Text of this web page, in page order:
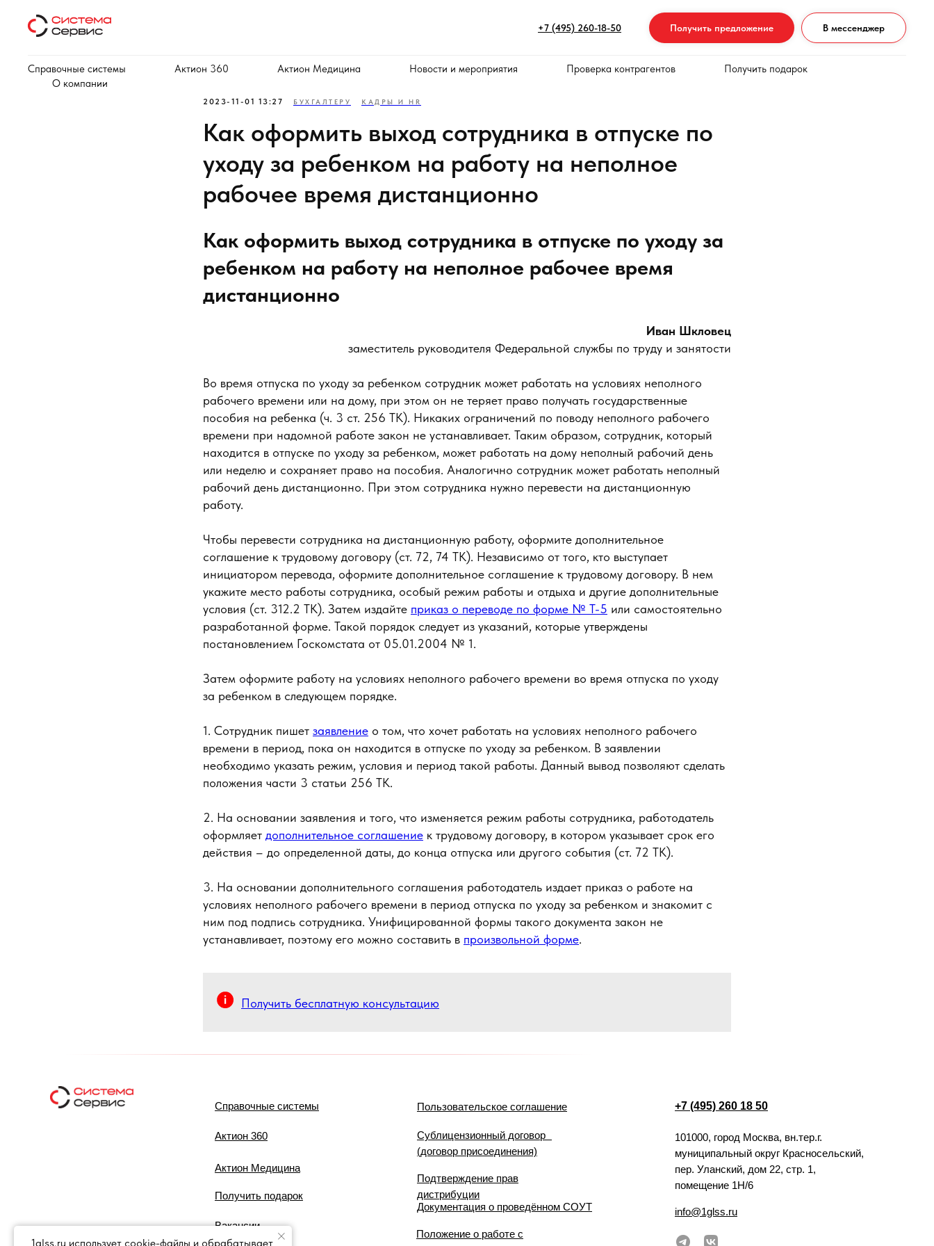
+7 (495) 260-18-50 Получить предложение В мессенджер
Справочные системы Актион 360 Актион Медицина Новости и мероприятия Проверка контрагентов
Получить подарок
О компании
2023-11-01 13:27 БУХГАЛТЕРУ КАДРЫ И HR
Как оформить выход сотрудника в отпуске по
уходу за ребенком на работу на неполное
рабочее время дистанционно
Как оформить выход сотрудника в отпуске по уходу за
ребенком на работу на неполное рабочее время
дистанционно
Иван Шкловец
заместитель руководителя Федеральной службы по труду и занятости
Во время отпуска по уходу за ребенком сотрудник может работать на условиях неполного
рабочего времени или на дому, при этом он не теряет право получать государственные
пособия на ребенка (ч. 3 ст. 256 ТК). Никаких ограничений по поводу неполного рабочего
времени при надомной работе закон не устанавливает. Таким образом, сотрудник, который
находится в отпуске по уходу за ребенком, может работать на дому неполный рабочий день
или неделю и сохраняет право на пособия. Аналогично сотрудник может работать неполный
рабочий день дистанционно. При этом сотрудника нужно перевести на дистанционную
работу.
Чтобы перевести сотрудника на дистанционную работу, оформите дополнительное
соглашение к трудовому договору (ст. 72, 74 ТК). Независимо от того, кто выступает
инициатором перевода, оформите дополнительное соглашение к трудовому договору. В нем
укажите место работы сотрудника, особый режим работы и отдыха и другие дополнительные
условия (ст. 312.2 ТК). Затем издайте приказ о переводе по форме № Т-5 или самостоятельно
разработанной форме. Такой порядок следует из указаний, которые утверждены
постановлением Госкомстата от 05.01.2004 № 1.
Затем оформите работу на условиях неполного рабочего времени во время отпуска по уходу
за ребенком в следующем порядке.
1. Сотрудник пишет заявление о том, что хочет работать на условиях неполного рабочего
времени в период, пока он находится в отпуске по уходу за ребенком. В заявлении
необходимо указать режим, условия и период такой работы. Данный вывод позволяют сделать
положения части 3 статьи 256 ТК.
2. На основании заявления и того, что изменяется режим работы сотрудника, работодатель
оформляет дополнительное соглашение к трудовому договору, в котором указывает срок его
действия – до определенной даты, до конца отпуска или другого события (ст. 72 ТК).
3. На основании дополнительного соглашения работодатель издает приказ о работе на
условиях неполного рабочего времени в период отпуска по уходу за ребенком и знакомит с
ним под подпись сотрудника. Унифицированной формы такого документа закон не
устанавливает, поэтому его можно составить в произвольной форме.
Получить бесплатную консультацию
+7 (495) 260 18 50
101000, город Москва, вн.тер.г.
муниципальный округ Красносельский,
пер. Уланский, дом 22, стр. 1,
помещение 1Н/6
info@1glss.ru
Справочные системы
Актион 360
Актион Медицина
Получить подарок
Вакансии
Пользовательское соглашение
Сублицензионный договор
(договор присоединения)
Подтверждение прав
дистрибуции
Документация о проведённом СОУТ
Положение о работе с
1glss.ru использует cookie-файлы и обрабатывает